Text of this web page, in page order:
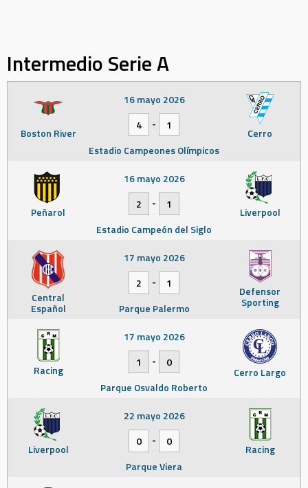
Intermedio Serie A
Boston River Cerro
16 mayo 2026
4
-
1
Estadio Campeones Olímpicos
Peñarol Liverpool
16 mayo 2026
2
-
1
Estadio Campeón del Siglo
Central
Español
Defensor
Sporting
17 mayo 2026
2
-
1
Parque Palermo
Racing Cerro Largo
17 mayo 2026
1
-
0
Parque Osvaldo Roberto
Liverpool Racing
22 mayo 2026
0
-
0
Parque Viera